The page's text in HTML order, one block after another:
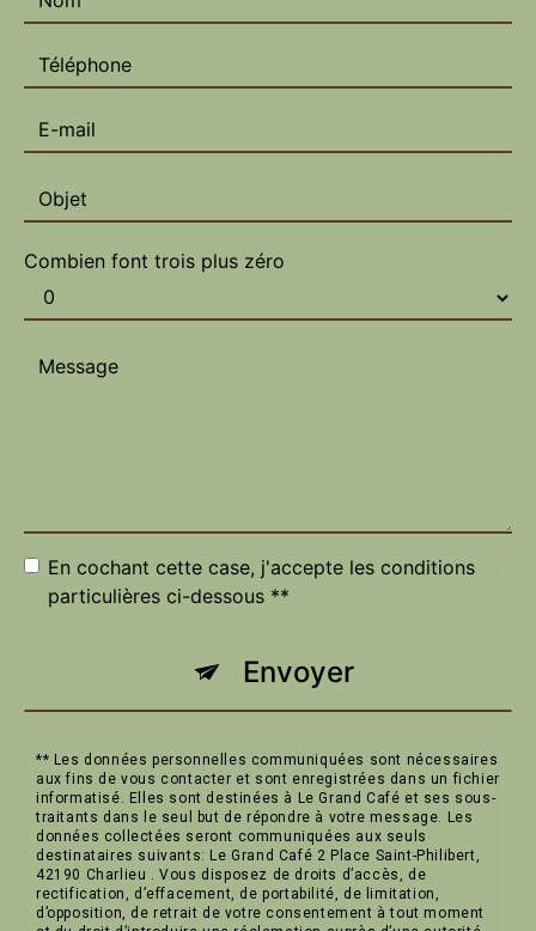
Combien font trois plus zéro
En cochant cette case, j'accepte les conditions
particulières ci-dessous **
Envoyer
** Les données personnelles communiquées sont nécessaires
aux fins de vous contacter et sont enregistrées dans un fichier
informatisé. Elles sont destinées à Le Grand Café et ses sous-
traitants dans le seul but de répondre à votre message. Les
données collectées seront communiquées aux seuls
destinataires suivants: Le Grand Café 2 Place Saint-Philibert,
42190 Charlieu . Vous disposez de droits d’accès, de
rectification, d’effacement, de portabilité, de limitation,
d’opposition, de retrait de votre consentement à tout moment